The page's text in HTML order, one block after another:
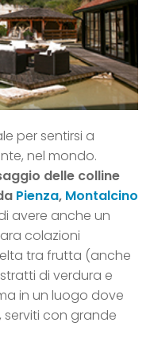
per sentirsi a
nel mondo.
delle colline
Pienza, Montalcino
avere anche un
colazioni
tra frutta (anche
di verdura e
in un luogo dove
con grande